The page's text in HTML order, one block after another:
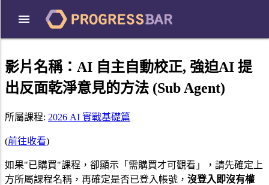
影片名稱： AI 自主自動校正, 強迫AI 提
出反面乾淨意見的方法 (Sub Agent)
所屬課程: 2026 AI 實戰基礎篇
(前往收看)
如果"已購買"課程，卻顯示「需購買才可觀看」，請先確定上
方所屬課程名稱，再確定是否已登入帳號， 沒登入即沒有權